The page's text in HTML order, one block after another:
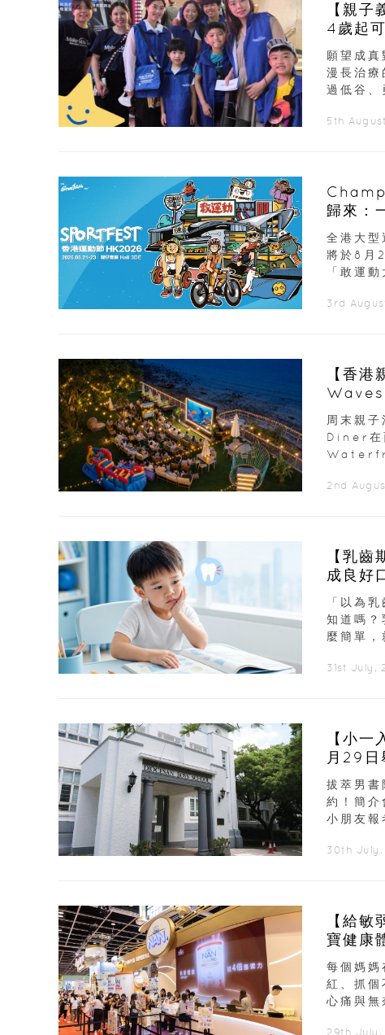
【親
4歲起
願望成
漫長治療
過低谷
5th
歸來：
展覽
全港大
將於8月
「敢運
3rd
【香
周末親
Diner
2nd
【乳
「以為
知道嗎？
麼簡單
31st July,
【小
月29日
拔萃男書
約！簡介
小朋友
30th July,
【給
寶健康
每個媽媽
紅、抓個
心痛與無
29th July,